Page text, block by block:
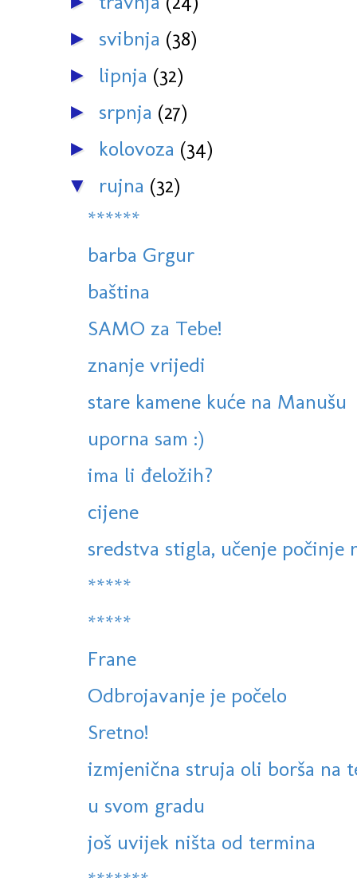
► svibnja (38)
► lipnja (32)
► srpnja (27)
► kolovoza (34)
▼ rujna (32)
******
barba Grgur
baština
SAMO za Tebe!
znanje vrijedi
stare kamene kuće na Manušu
uporna sam :)
ima li đeložih?
cijene
sredstva stigla, učenje počinje
*****
*****
Frane
Odbrojavanje je počelo
Sretno!
izmjenična struja oli borša na
u svom gradu
još uvijek ništa od termina